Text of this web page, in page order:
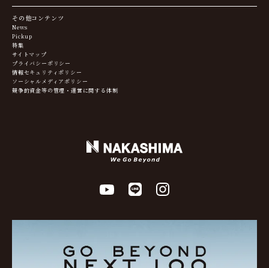
その他コンテンツ
News
Pickup
特集
サイトマップ
プライバシーポリシー
情報セキュリティポリシー
ソーシャルメディアポリシー
競争的資金等の管理・運営に関する体制